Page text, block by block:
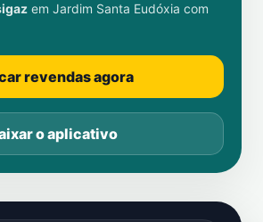
em Jardim Santa Eudóxia com
revendas agora
o aplicativo